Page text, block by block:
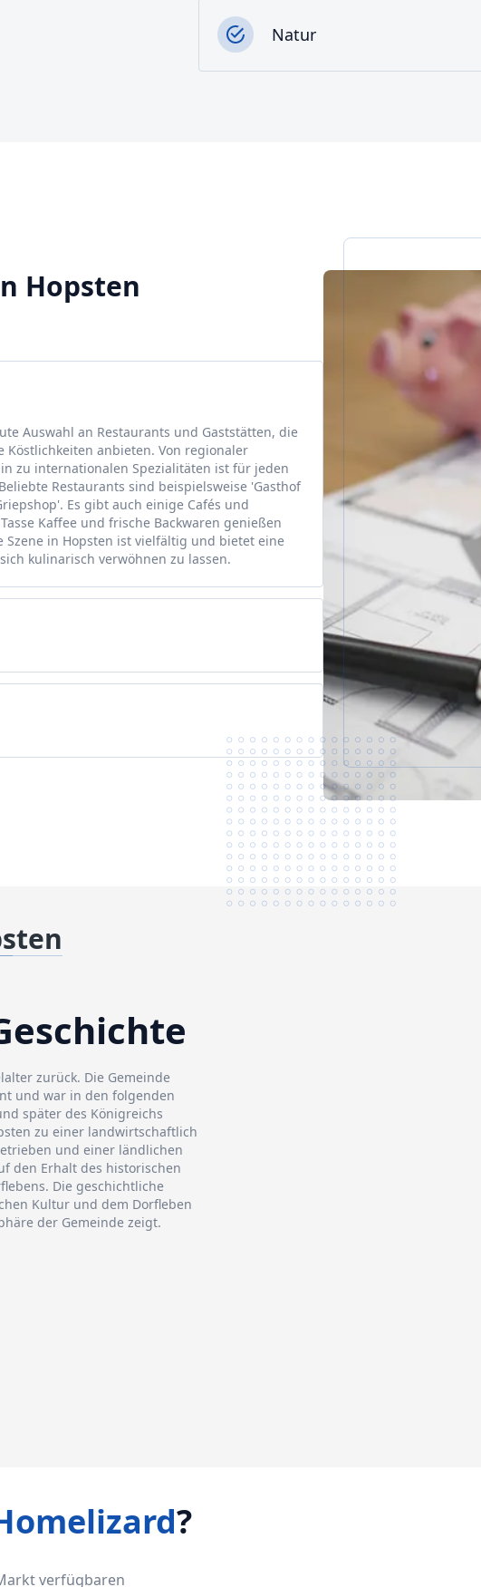
Natur
Hopsten
Auswahl an Restaurants und Gaststätten, die
Köstlichkeiten anbieten. Von regionaler
zu internationalen Spezialitäten ist für jeden
Restaurants sind beispielsweise 'Gasthof
Es gibt auch einige Cafés und
Kaffee und frische Backwaren genießen
Szene in Hopsten ist vielfältig und bietet eine
kulinarisch verwöhnen zu lassen.
zurück. Die Gemeinde
und war in den folgenden
später des Königreichs
zu einer landwirtschaftlich
und einer ländlichen
den Erhalt des historischen
Die geschichtliche
Kultur und dem Dorfleben
der Gemeinde zeigt.
?
verfügbaren